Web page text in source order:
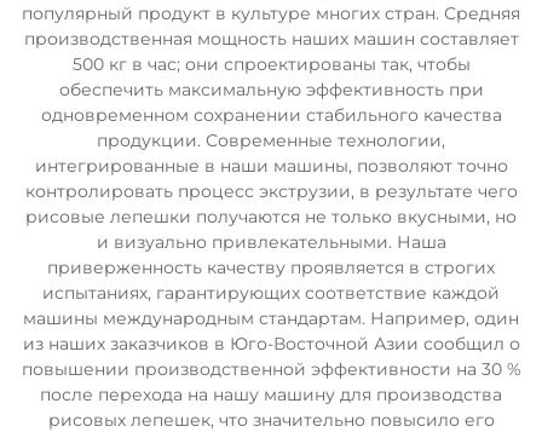
популярный продукт в культуре многих стран. Средняя
производственная мощность наших машин составляет
500 кг в час; они спроектированы так, чтобы
обеспечить максимальную эффективность при
одновременном сохранении стабильного качества
продукции. Современные технологии,
интегрированные в наши машины, позволяют точно
контролировать процесс экструзии, в результате чего
рисовые лепешки получаются не только вкусными, но
и визуально привлекательными. Наша
приверженность качеству проявляется в строгих
испытаниях, гарантирующих соответствие каждой
машины международным стандартам. Например, один
из наших заказчиков в Юго-Восточной Азии сообщил о
повышении производственной эффективности на 30 %
после перехода на нашу машину для производства
рисовых лепешек, что значительно повысило его